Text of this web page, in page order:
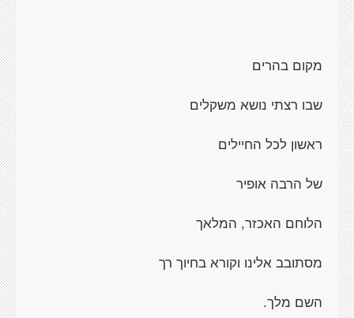
מקום בהרים
שבו רצתי נושא משקלים
ראשון לכל החיילים
של הרבה אופיר
הלוחם האכזר, המלאך
מסתובב אלינו וקורא בחיוך רך
השם מלך.